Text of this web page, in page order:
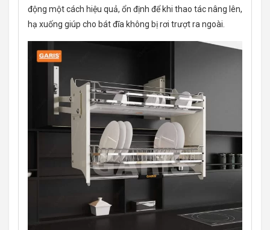
động một cách hiệu quả, ổn định để khi thao tác nâng lên,
hạ xuống giúp cho bát đĩa không bị rơi trượt ra ngoài.